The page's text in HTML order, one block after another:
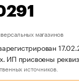
магазинов
ИП присвоены
источников.